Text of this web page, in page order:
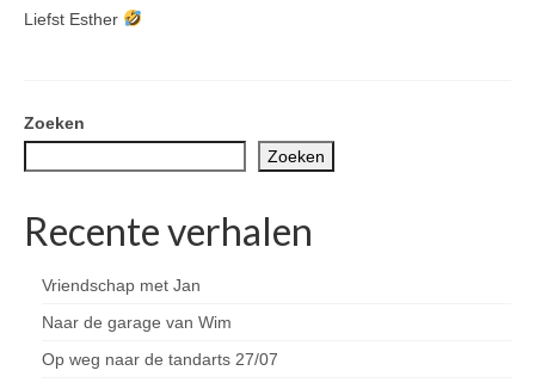
Liefst Esther
Zoeken
Zoeken
Recente verhalen
Vriendschap met Jan
Naar de garage van Wim
Op weg naar de tandarts 27/07